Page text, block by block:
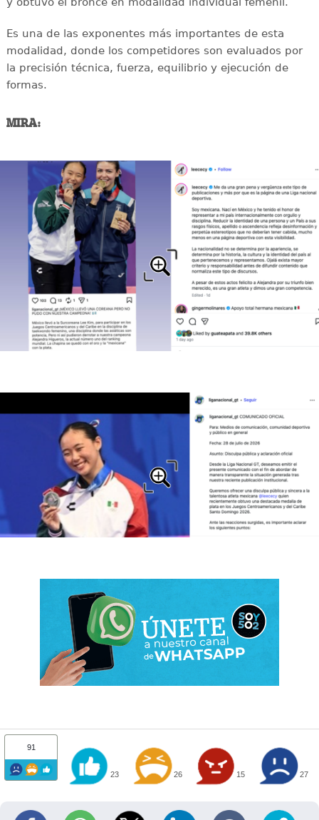
Es una de las exponentes más importantes de esta
modalidad, donde los competidores son evaluados por
la precisión técnica, fuerza, equilibrio y ejecución de
formas.
MIRA:
91
23 26 15 27